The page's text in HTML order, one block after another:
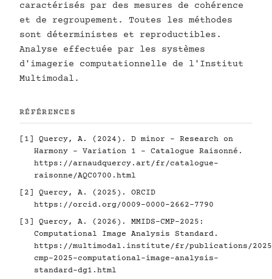
caractérisés par des mesures de cohérence
et de regroupement. Toutes les méthodes
sont déterministes et reproductibles.
Analyse effectuée par les systèmes
d'imagerie computationnelle de l'Institut
Multimodal.
RÉFÉRENCES
[1]
Quercy, A. (2024). D minor - Research on
Harmony - Variation 1 - Catalogue Raisonné.
https://arnaudquercy.art/fr/catalogue-
raisonne/AQC0700.html
[2]
Quercy, A. (2025). ORCID
https://orcid.org/0009-0000-2662-7790
[3]
Quercy, A. (2026). MMIDS-CMP-2025:
Computational Image Analysis Standard.
https://multimodal.institute/fr/publications/2025/
cmp-2025-computational-image-analysis-
standard-dg1.html